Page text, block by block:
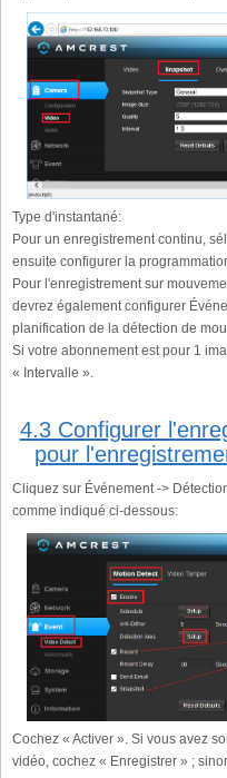
Type d'instantané:
Pour un enregistrement continu,
ensuite configurer la
Pour l'enregistrement sur
devrez également configurer
planification de la détection de
Si votre abonnement est pour 1
« Intervalle ».
4.3 Configurer
pour
Cliquez sur Événement ->
comme indiqué ci-dessous:
Cochez « Activer ». Si vous avez
vidéo, cochez « Enregistrer » ;